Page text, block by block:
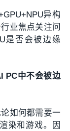
异构
业焦点关注问
是否会被边缘
PC中不会被边
如何都需要一
染和游戏。因